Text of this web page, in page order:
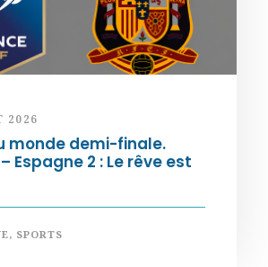
2026
monde demi-finale.
Espagne 2 : Le rêve est
, SPORTS